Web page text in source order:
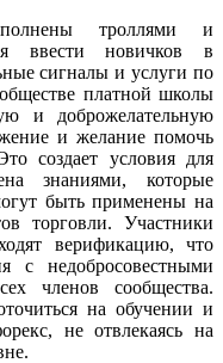
троллями и
ввести новичков в
сигналы и услуги по
платной школы
и доброжелательную
и желание помочь
создает условия для
знаниями, которые
быть применены на
торговли. Участники
верификацию, что
с недобросовестными
членов сообщества.
на обучении и
не отвлекаясь на